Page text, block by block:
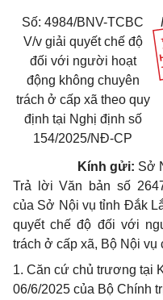
Số: 4984/BNV-TCBC
V/v giải quyết chế độ
đối với người hoạt
động không chuyên
trách ở cấp xã theo quy
định tại Nghị định số
154/2025/NĐ-CP
Kính gửi: Sở
Trả lời Văn bản số
của Sở Nội vụ tỉnh Đắk
quyết chế độ đối với
trách ở cấp xã, Bộ Nội vụ
1. Căn cứ chủ trương tại
06/6/2025 của Bộ Chính